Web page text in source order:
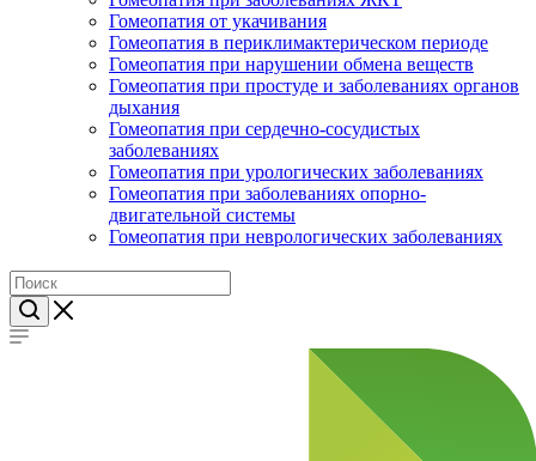
Гомеопатия от укачивания
Гомеопатия в периклимактерическом периоде
Гомеопатия при нарушении обмена веществ
Гомеопатия при простуде и заболеваниях органов
дыхания
Гомеопатия при сердечно-сосудистых
заболеваниях
Гомеопатия при урологических заболеваниях
Гомеопатия при заболеваниях опорно-
двигательной системы
Гомеопатия при неврологических заболеваниях